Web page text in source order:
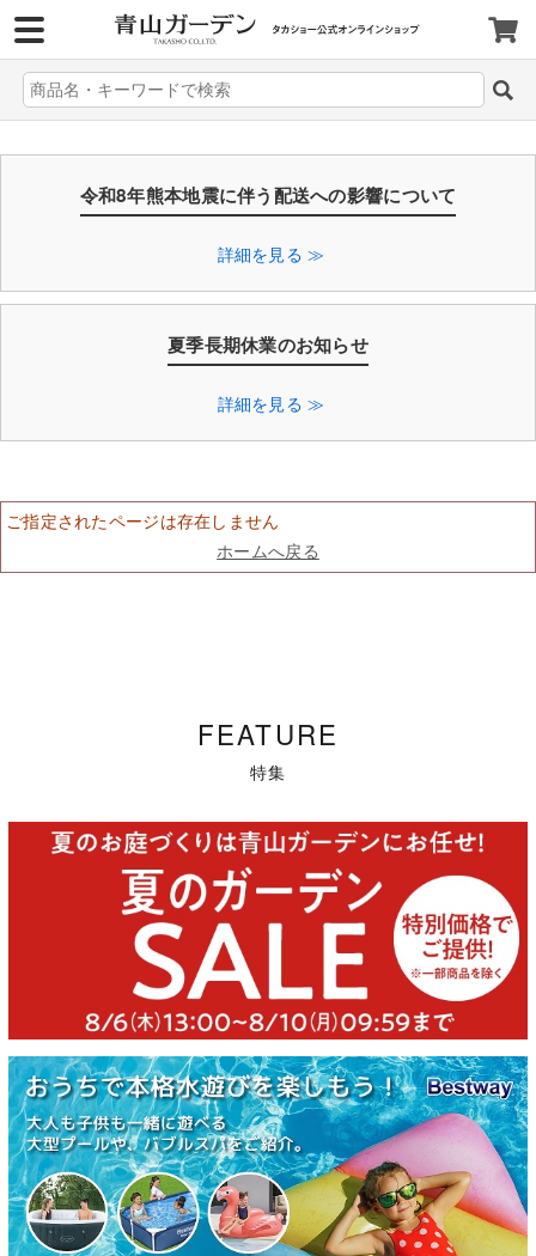
令和8年熊本地震に伴う配送への影響について
詳細を見る ≫
夏季長期休業のお知らせ
詳細を見る ≫
ご指定されたページは存在しません
ホームへ戻る
FEATURE
特集